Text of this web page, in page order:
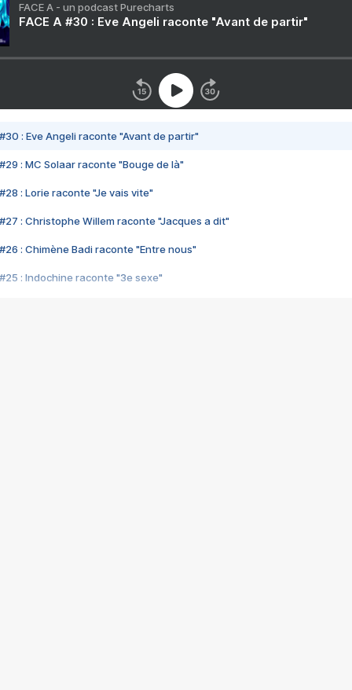
FACE A - un podcast Purecharts
FACE A #30 : Eve Angeli raconte "Avant de partir"
#30 : Eve Angeli raconte "Avant de partir"
#29 : MC Solaar raconte "Bouge de là"
#28 : Lorie raconte "Je vais vite"
#27 : Christophe Willem raconte "Jacques a dit"
#26 : Chimène Badi raconte "Entre nous"
#25 : Indochine raconte "3e sexe"